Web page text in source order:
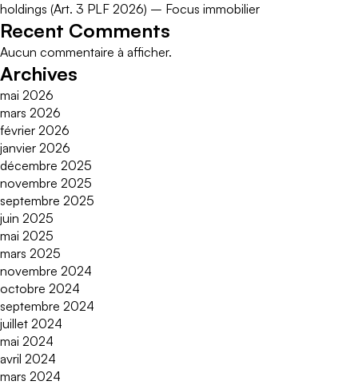
holdings (Art. 3 PLF 2026) – Focus immobilier
Recent Comments
Aucun commentaire à afficher.
Archives
mai 2026
mars 2026
février 2026
janvier 2026
décembre 2025
novembre 2025
septembre 2025
juin 2025
mai 2025
mars 2025
novembre 2024
octobre 2024
septembre 2024
juillet 2024
mai 2024
avril 2024
mars 2024